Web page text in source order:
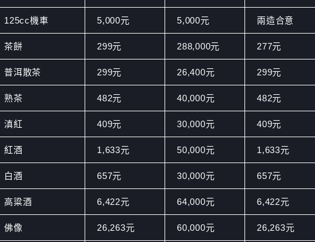
125cc機車 5,000元 5,000元 兩造合意
茶餅 299元 288,000元 277元
普洱散茶 299元 26,400元 299元
熟茶 482元 40,000元 482元
滇紅 409元 30,000元 409元
紅酒 1,633元 50,000元 1,633元
白酒 657元 30,000元 657元
高粱酒 6,422元 64,000元 6,422元
佛像 26,263元 60,000元 26,263元